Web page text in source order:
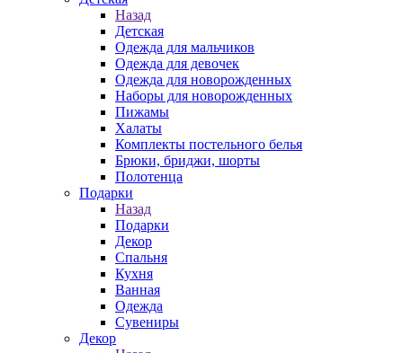
Назад
Детская
Одежда для мальчиков
Одежда для девочек
Одежда для новорожденных
Наборы для новорожденных
Пижамы
Халаты
Комплекты постельного белья
Брюки, бриджи, шорты
Полотенца
Подарки
Назад
Подарки
Декор
Спальня
Кухня
Ванная
Одежда
Сувениры
Декор